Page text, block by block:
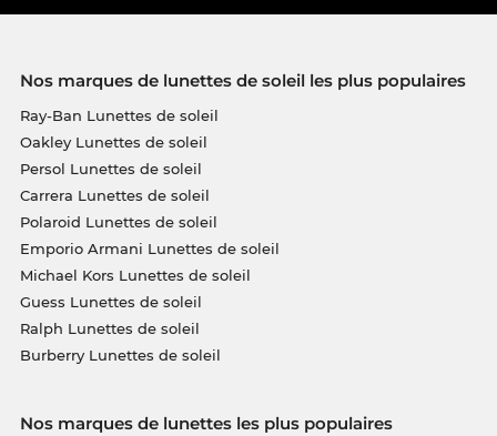
Nos marques de lunettes de soleil les plus populaires
Ray-Ban Lunettes de soleil
Oakley Lunettes de soleil
Persol Lunettes de soleil
Carrera Lunettes de soleil
Polaroid Lunettes de soleil
Emporio Armani Lunettes de soleil
Michael Kors Lunettes de soleil
Guess Lunettes de soleil
Ralph Lunettes de soleil
Burberry Lunettes de soleil
Nos marques de lunettes les plus populaires